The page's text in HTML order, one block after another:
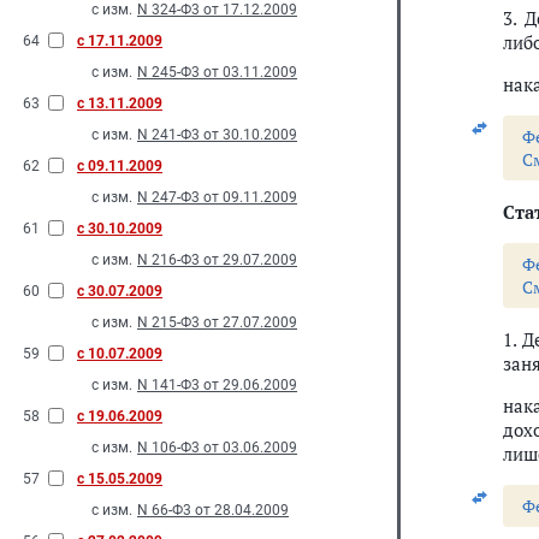
с изм. N 324-Ф3 от 17.12.2009
64
с 17.11.2009
с изм. N 245-Ф3 от 03.11.2009
63
с 13.11.2009
с изм. N 241-Ф3 от 30.10.2009
62
с 09.11.2009
с изм. N 247-Ф3 от 09.11.2009
61
с 30.10.2009
с изм. N 216-Ф3 от 29.07.2009
60
с 30.07.2009
с изм. N 215-Ф3 от 27.07.2009
59
с 10.07.2009
с изм. N 141-Ф3 от 29.06.2009
58
с 19.06.2009
с изм. N 106-Ф3 от 03.06.2009
57
с 15.05.2009
с изм. N 66-Ф3 от 28.04.2009
3.
1.